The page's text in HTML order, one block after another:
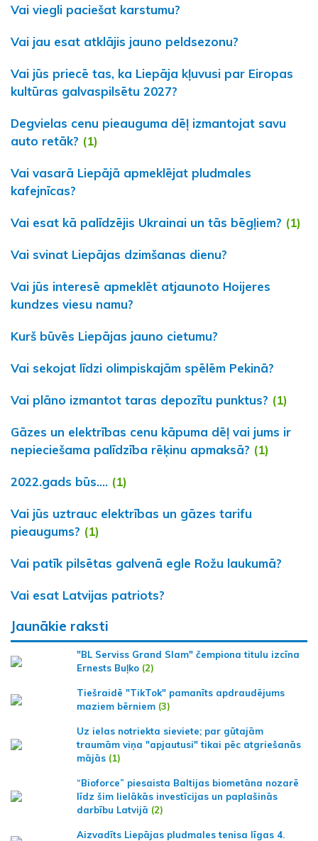
Vai viegli paciešat karstumu?
Vai jau esat atklājis jauno peldsezonu?
Vai jūs priecē tas, ka Liepāja kļuvusi par Eiropas
kultūras galvaspilsētu 2027?
Degvielas cenu pieauguma dēļ izmantojat savu
auto retāk? (1)
Vai vasarā Liepājā apmeklējat pludmales
kafejnīcas?
Vai esat kā palīdzējis Ukrainai un tās bēgļiem? (1)
Vai svinat Liepājas dzimšanas dienu?
Vai jūs interesē apmeklēt atjaunoto Hoijeres
kundzes viesu namu?
Kurš būvēs Liepājas jauno cietumu?
Vai sekojat līdzi olimpiskajām spēlēm Pekinā?
Vai plāno izmantot taras depozītu punktus? (1)
Gāzes un elektrības cenu kāpuma dēļ vai jums ir
nepieciešama palīdzība rēķinu apmaksā? (1)
2022.gads būs.... (1)
Vai jūs uztrauc elektrības un gāzes tarifu
pieaugums? (1)
Vai patīk pilsētas galvenā egle Rožu laukumā?
Vai esat Latvijas patriots?
Jaunākie raksti
"BL Serviss Grand Slam" čempiona titulu izcīna
Ernests Buļko (2)
Tiešraidē "TikTok" pamanīts apdraudējums
maziem bērniem (3)
Uz ielas notriekta sieviete; par gūtajām
traumām viņa "apjautusi" tikai pēc atgriešanās
mājās (1)
“Bioforce” piesaista Baltijas biometāna nozarē
līdz šim lielākās investīcijas un paplašinās
darbību Latvijā (2)
Aizvadīts Liepājas pludmales tenisa līgas 4.